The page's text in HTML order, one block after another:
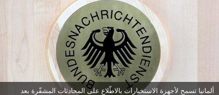
ألمانيا تسمح لأجهزة الاستخبارات بالاطّلاع على المحادثات المشفّرة بعد